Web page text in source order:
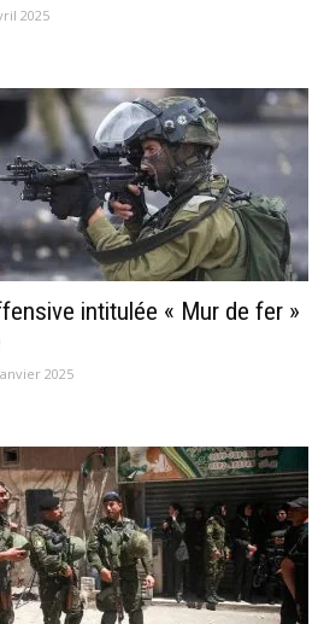
2025
intitulée « Mur de fer »
2025